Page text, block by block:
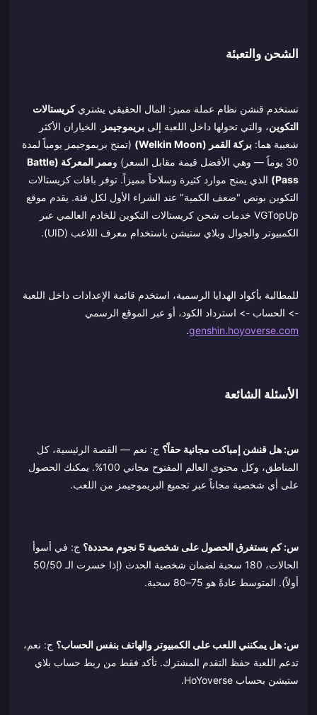
الشحن والتعبئة
تستخدم قنشن نظام عملة مميز: المال الحقيقي يشتريكريستالات
التكوين، والتي تحولها داخل اللعبة إلى بريموجيمز . الخياران الأكثر
شعبية هما: بركة القمر (Welkin Moon)
(تمنح بريموجيمز يومياً لمدة
30 يوماً — وهي الأفضل قيمة مقابل السعر) و
ممر المعركة (Battle
Pass)
الذي يمنح موارد كثيرة وسلاحاً مميزاً. توفر باقات كريستالات
التكوين بونص "ضعف الكمية" عند الشراء الأول لكل فئة. يقدم موقع
VGTopUp خدمات شحن كريستالات التكوين للخادم العالمي عبر
الكمبيوتر والجوال وبلاي ستيشن باستخدام معرف اللاعب (UID).
للمطالبة بأكواد الهدايا الرسمية، استخدم قائمة الإعدادات داخل اللعبة
-> الحساب -> استرداد الكود، أو عبر الموقع الرسمي
genshin.hoyoverse.com
.
الأسئلة الشائعة
س: هل قنشن إمباكت مجانية حقاً؟ ج: نعم — القصة الرئيسية، كل
المناطق، وكل محتوى العالم المفتوح مجاني 100%. يمكنك الحصول
على أي شخصية مجاناً عبر تجميع البريموجيمز من اللعب.
س: كم يستغرق الحصول على شخصية 5 نجوم محددة؟
ج: في أسوأ
الحالات، 180 سحبة لضمان شخصية الحدث (إذا خسرت الـ 50/50
أولاً). المتوسط عادةً هو 75–80 سحبة.
س: هل يمكنني اللعب على الكمبيوتر والهاتف بنفس الحساب؟ ج: نعم،
تدعم اللعبة حفظ التقدم المشترك. تأكد فقط من ربط حساب بلاي
ستيشن بحساب HoYoverse.